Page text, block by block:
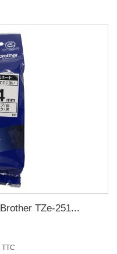
TZe-251...
TTC